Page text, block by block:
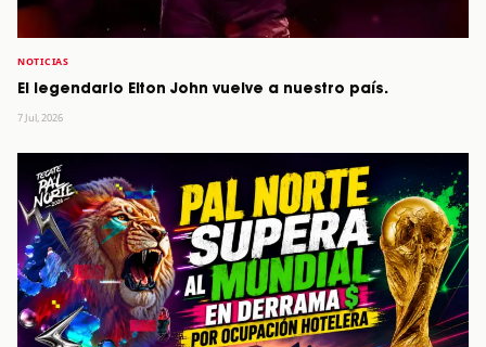
NOTICIAS
El legendario Elton John vuelve a nuestro país.
7 Jul, 2026